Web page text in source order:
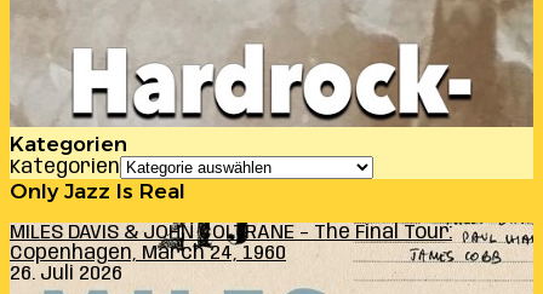
Kategorien
Kategorien
Only Jazz Is Real
MILES DAVIS & JOHN COLTRANE – The Final Tour:
Copenhagen, March 24, 1960
26. Juli 2026